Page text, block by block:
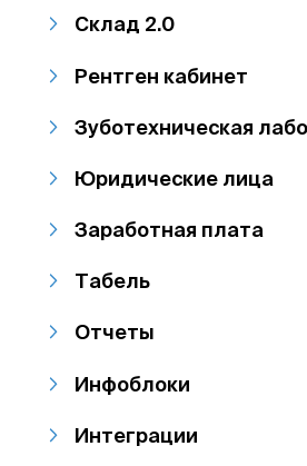
Склад 2.0
Рентген кабинет
Зуботехническая
Юридические лица
Заработная плата
Табель
Отчеты
Инфоблоки
Интеграции